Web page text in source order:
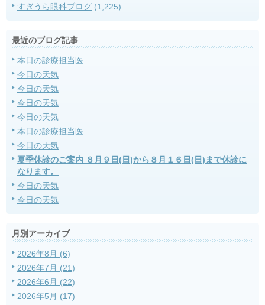
すぎうら眼科ブログ (1,225)
最近のブログ記事
本日の診療担当医
今日の天気
今日の天気
今日の天気
今日の天気
本日の診療担当医
今日の天気
夏季休診のご案内 ８月９日(日)から８月１６日(日)まで休診に
なります。
今日の天気
今日の天気
月別アーカイブ
2026年8月 (6)
2026年7月 (21)
2026年6月 (22)
2026年5月 (17)